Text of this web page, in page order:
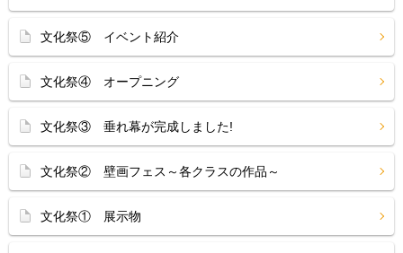
文化祭⑤ イベント紹介
文化祭④ オープニング
文化祭③ 垂れ幕が完成しました!
文化祭② 壁画フェス～各クラスの作品～
文化祭① 展示物